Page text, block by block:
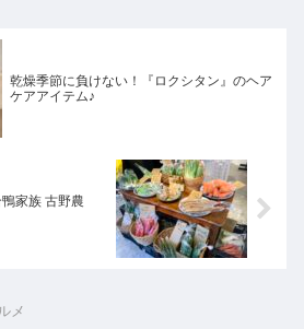
乾燥季節に負けない！『ロクシタン』のヘア
ケアアイテム♪
家族 古野農
メ